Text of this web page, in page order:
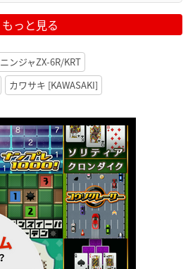
もっと見る
ニンジャZX-6R/KRT
カワサキ [KAWASAKI]